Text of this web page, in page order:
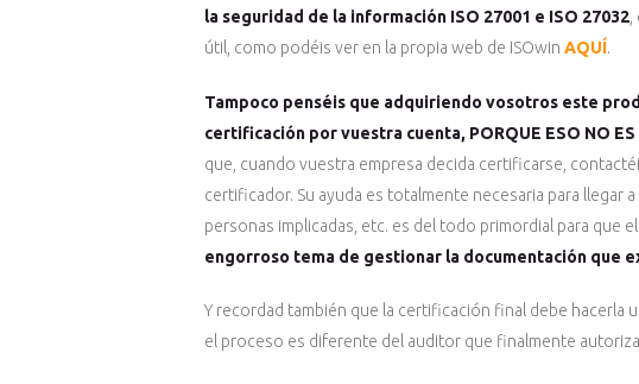
la seguridad de la información ISO 27001 e ISO 27032
útil, como podéis ver en la propia web de ISOwin AQUÍ.
Tampoco penséis que adquiriendo vosotros este
certificación por vuestra cuenta, PORQUE ESO NO ES
que, cuando vuestra empresa decida certificarse,
certificador. Su ayuda es totalmente necesaria para llegar
personas implicadas, etc. es del todo primordial para
engorroso tema de gestionar la documentación que
Y recordad también que la certificación final debe
el proceso es diferente del auditor que finalmente